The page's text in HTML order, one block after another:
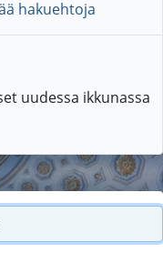
hakuehtoja
uudessa ikkunassa